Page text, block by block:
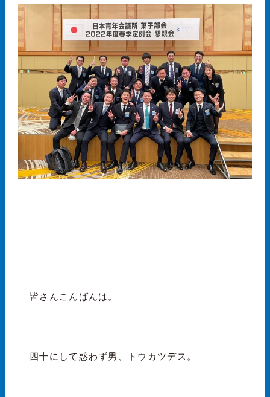
皆さんこんばんは。
四十にして惑わず男、トウカツデス。